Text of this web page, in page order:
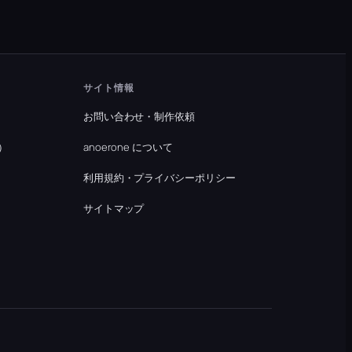
サイト情報
お問い合わせ・制作依頼
anoerone について
利用規約・プライバシーポリシー
サイトマップ